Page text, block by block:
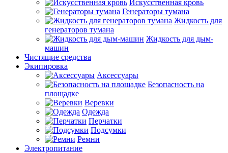
Искусственная кровь
Генераторы тумана
Жидкость для
генераторов тумана
Жидкость для дым-
машин
Чистящие средства
Экипировка
Аксессуары
Безопасность на
площадке
Веревки
Одежда
Перчатки
Подсумки
Ремни
Электропитание